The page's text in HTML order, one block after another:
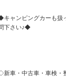
キャンピングカーも扱
下さい♪◆
新車・中古車・車検・